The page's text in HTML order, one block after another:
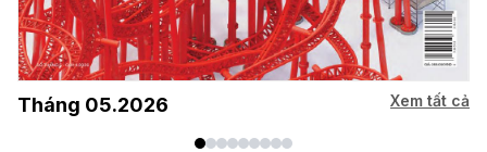
Tháng 05.2026 Xem tất cả